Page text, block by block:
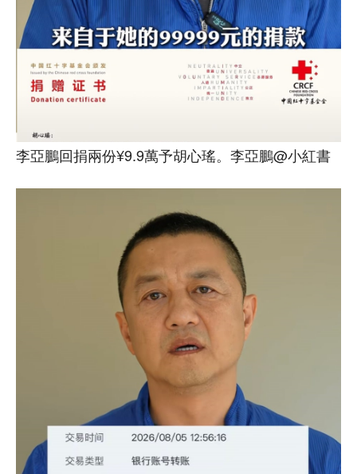
李亞鵬回捐兩份¥9.9萬予胡心瑤。李亞鵬@小紅書